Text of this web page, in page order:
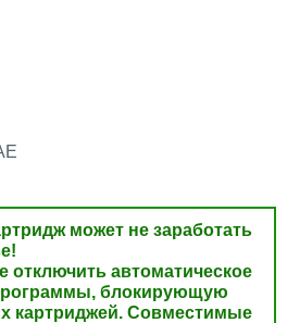
может не заработать
отключить автоматическое
блокирующую
картриджей. Совместимые